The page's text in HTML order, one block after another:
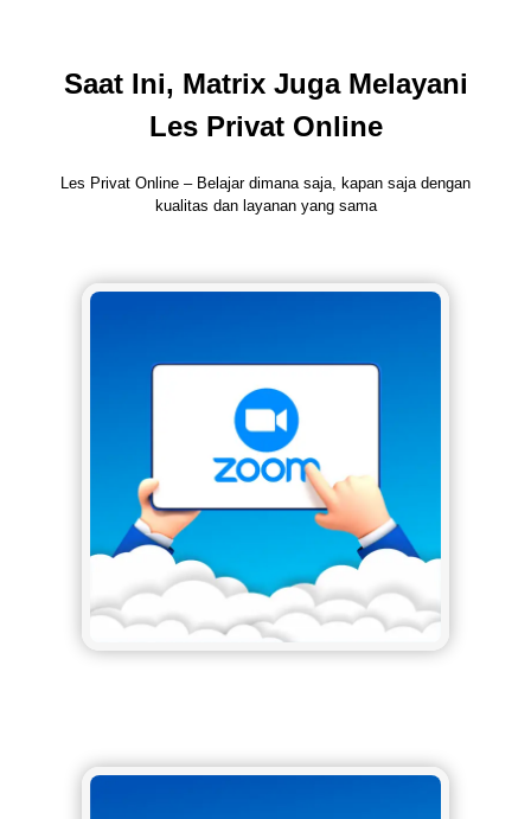
Saat Ini, Matrix Juga Melayani
Les Privat Online
Les Privat Online – Belajar dimana saja, kapan saja dengan
kualitas dan layanan yang sama